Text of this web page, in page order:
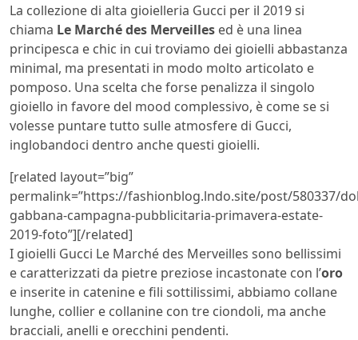
La collezione di alta gioielleria Gucci per il 2019 si
chiama Le Marché des Merveilles ed è una linea
principesca e chic in cui troviamo dei gioielli abbastanza
minimal, ma presentati in modo molto articolato e
pomposo. Una scelta che forse penalizza il singolo
gioiello in favore del mood complessivo, è come se si
volesse puntare tutto sulle atmosfere di Gucci,
inglobandoci dentro anche questi gioielli.
[related layout=”big”
permalink=”https://fashionblog.lndo.site/post/580337/
gabbana-campagna-pubblicitaria-primavera-estate-
2019-foto”][/related]
I gioielli Gucci Le Marché des Merveilles sono bellissimi
e caratterizzati da pietre preziose incastonate con l’oro
e inserite in catenine e fili sottilissimi, abbiamo collane
lunghe, collier e collanine con tre ciondoli, ma anche
bracciali, anelli e orecchini pendenti.